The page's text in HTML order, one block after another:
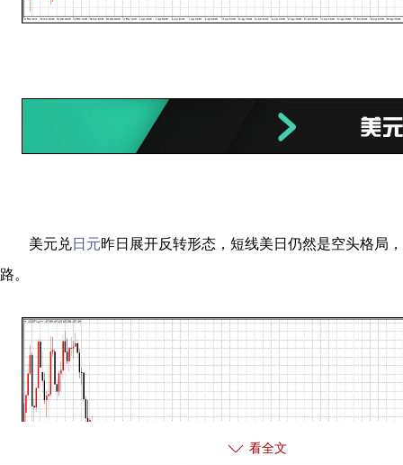
美元兑日元昨日展开反转形态，短线美日仍然是空头格局
路。
看全文